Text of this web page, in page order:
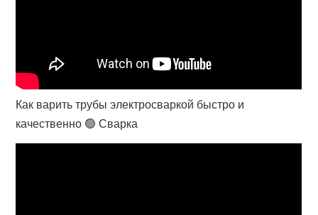
Как варить трубы электросваркой быстро и
качественно 🟢 Сварка